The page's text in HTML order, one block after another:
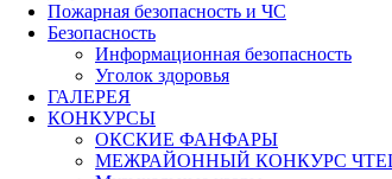
Пожарная безопасность и ЧС
Безопасность
Информационная безопасность
Уголок здоровья
ГАЛЕРЕЯ
КОНКУРСЫ
ОКСКИЕ ФАНФАРЫ
МЕЖРАЙОННЫЙ КОНКУРС